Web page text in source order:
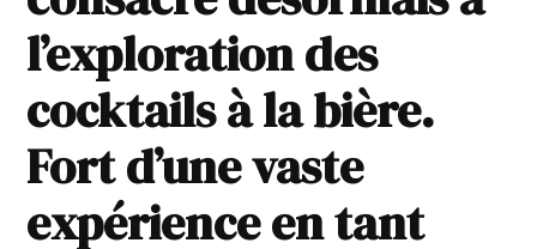
l’exploration des
cocktails à la bière.
Fort d’une vaste
expérience en tant